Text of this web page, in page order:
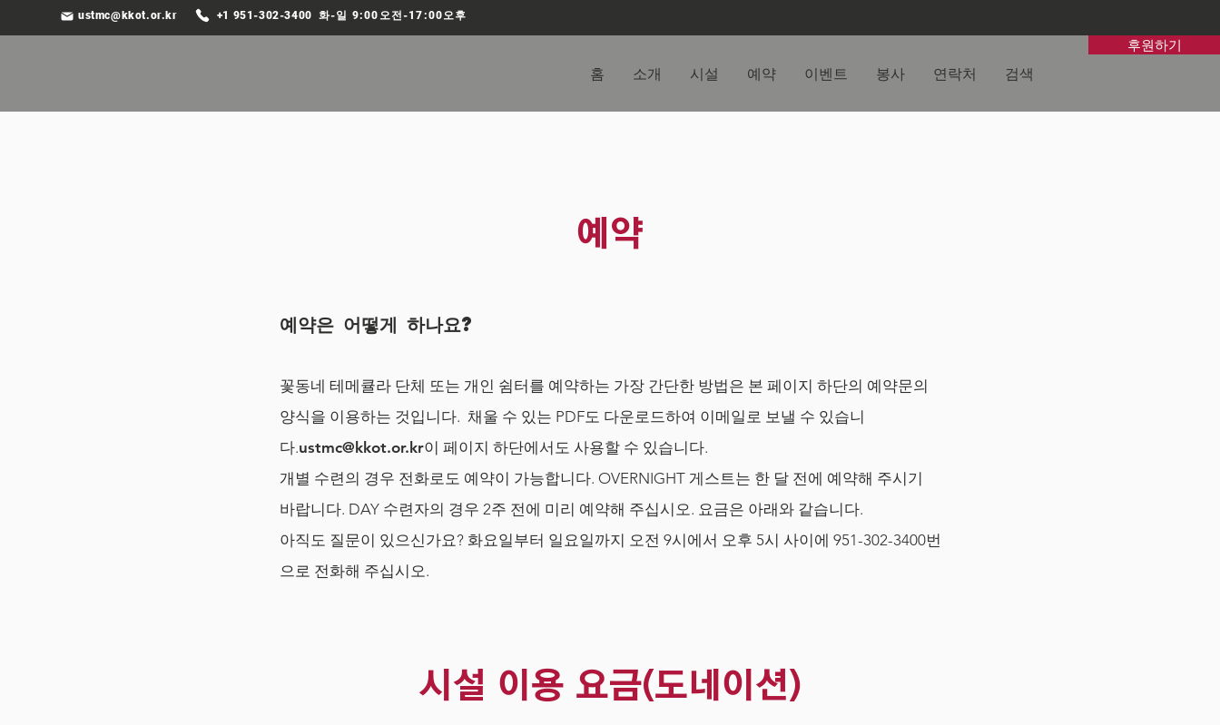
ustmc@kkot.or.kr +1 951-302-3400화-일 9:00오전-17:00오후
후원하기
홈 소개 시설 예약 이벤트 봉사 연락처 검색
예약
예약은 어떻게 하나요?
꽃동네 테메큘라 단체 또는 개인 쉼터를 예약하는 가장 간단한 방법은 본 페이지 하단의 예약문의
양식을 이용하는 것입니다. 채울 수 있는 PDF도 다운로드하여 이메일로 보낼 수 있습니
다.ustmc@kkot.or.kr이 페이지 하단에서도 사용할 수 있습니다.
개별 수련의 경우 전화로도 예약이 가능합니다. OVERNIGHT 게스트는 한 달 전에 예약해 주시기
바랍니다. DAY 수련자의 경우 2주 전에 미리 예약해 주십시오. 요금은 아래와 같습니다.
아직도 질문이 있으신가요? 화요일부터 일요일까지 오전 9시에서 오후 5시 사이에 951-302-3400번
으로 전화해 주십시오.
시설 이용 요금(도네이션)